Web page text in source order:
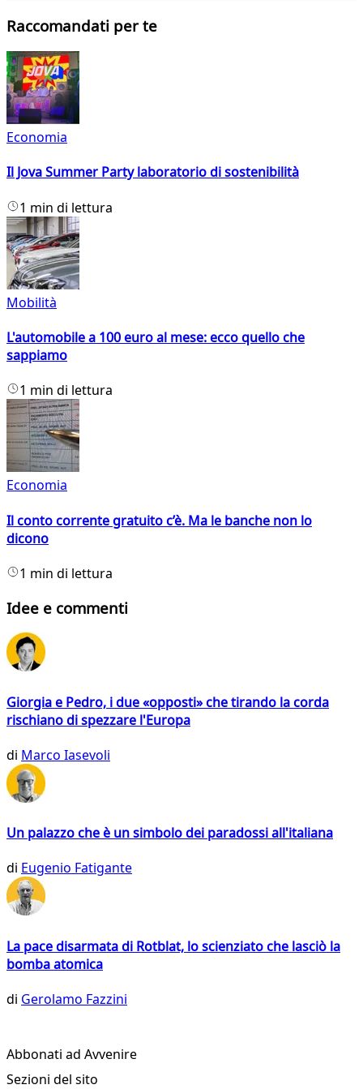
Raccomandati per te
Economia
Il Jova Summer Party laboratorio di sostenibilità
1 min di lettura
Mobilità
L'automobile a 100 euro al mese: ecco quello che
sappiamo
1 min di lettura
Economia
Il conto corrente gratuito c’è. Ma le banche non lo
dicono
1 min di lettura
Idee e commenti
Giorgia e Pedro, i due «opposti» che tirando la corda
rischiano di spezzare l'Europa
di Marco Iasevoli
Un palazzo che è un simbolo dei paradossi all'italiana
di Eugenio Fatigante
La pace disarmata di Rotblat, lo scienziato che lasciò la
bomba atomica
di Gerolamo Fazzini
Abbonati ad Avvenire
Sezioni del sito